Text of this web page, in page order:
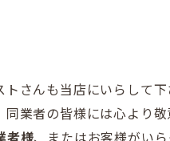
さんも当店にいらして下
業者の皆様には心より敬
者様、またはお客様がいら